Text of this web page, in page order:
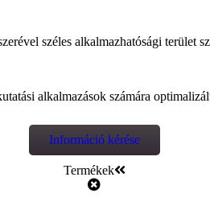
széles alkalmazhatósági terület
alkalmazások számára
Információ kérése
Termékek